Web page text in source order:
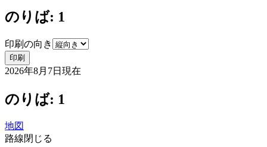
のりば: 1
印刷の向き
印刷
2026年8月7日 現在
のりば: 1
地図
路線閉じる